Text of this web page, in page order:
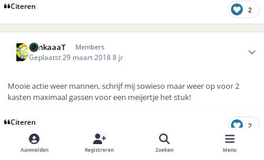
Citeren 2
PonkaaaT Members
Geplaatst 29 maart 20188 jr
Mooie actie weer mannen, schrijf mij sowieso maar weer op voor 2
kasten maximaal gassen voor een meijertje het stuk!
Citeren 2
Author stats
Aanmelden Registreren Zoeken Menu